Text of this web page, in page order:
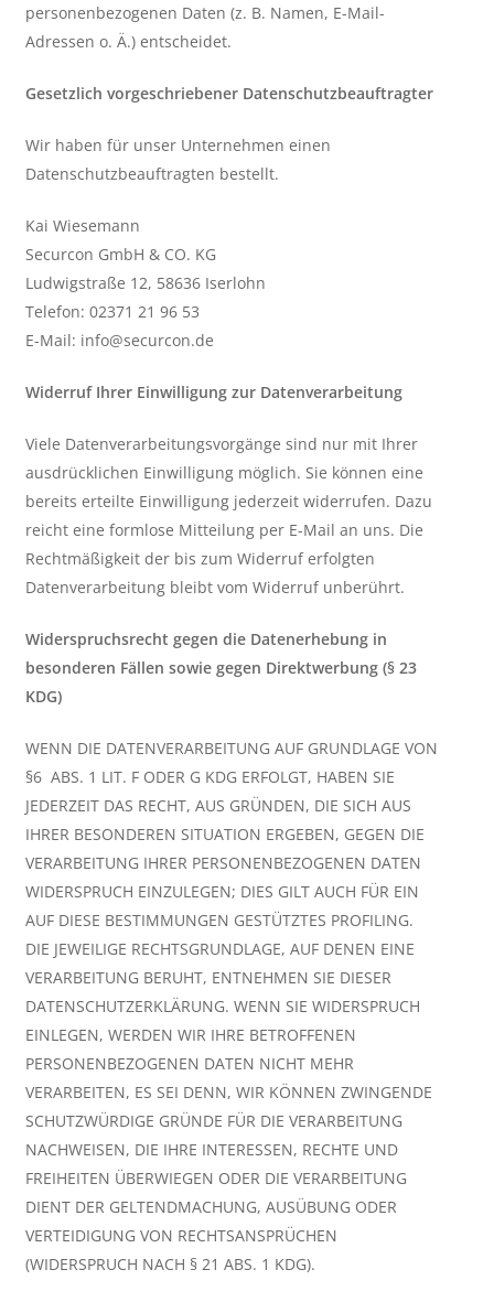
personenbezogenen Daten (z. B. Namen, E-Mail-
Adressen o. Ä.) entscheidet.
Gesetzlich vorgeschriebener Datenschutzbeauftragter
Wir haben für unser Unternehmen einen
Datenschutzbeauftragten bestellt.
Kai Wiesemann
Securcon GmbH & CO. KG
Ludwigstraße 12, 58636 Iserlohn
Telefon: 02371 21 96 53
E-Mail: info@securcon.de
Widerruf Ihrer Einwilligung zur Datenverarbeitung
Viele Datenverarbeitungsvorgänge sind nur mit Ihrer
ausdrücklichen Einwilligung möglich. Sie können eine
bereits erteilte Einwilligung jederzeit widerrufen. Dazu
reicht eine formlose Mitteilung per E-Mail an uns. Die
Rechtmäßigkeit der bis zum Widerruf erfolgten
Datenverarbeitung bleibt vom Widerruf unberührt.
Widerspruchsrecht gegen die Datenerhebung in
besonderen Fällen sowie gegen Direktwerbung (§ 23
KDG)
WENN DIE DATENVERARBEITUNG AUF GRUNDLAGE VON
§6 ABS. 1 LIT. F ODER G KDG ERFOLGT, HABEN SIE
JEDERZEIT DAS RECHT, AUS GRÜNDEN, DIE SICH AUS
IHRER BESONDEREN SITUATION ERGEBEN, GEGEN DIE
VERARBEITUNG IHRER PERSONENBEZOGENEN DATEN
WIDERSPRUCH EINZULEGEN; DIES GILT AUCH FÜR EIN
AUF DIESE BESTIMMUNGEN GESTÜTZTES PROFILING.
DIE JEWEILIGE RECHTSGRUNDLAGE, AUF DENEN EINE
VERARBEITUNG BERUHT, ENTNEHMEN SIE DIESER
DATENSCHUTZERKLÄRUNG. WENN SIE WIDERSPRUCH
EINLEGEN, WERDEN WIR IHRE BETROFFENEN
PERSONENBEZOGENEN DATEN NICHT MEHR
VERARBEITEN, ES SEI DENN, WIR KÖNNEN ZWINGENDE
SCHUTZWÜRDIGE GRÜNDE FÜR DIE VERARBEITUNG
NACHWEISEN, DIE IHRE INTERESSEN, RECHTE UND
FREIHEITEN ÜBERWIEGEN ODER DIE VERARBEITUNG
DIENT DER GELTENDMACHUNG, AUSÜBUNG ODER
VERTEIDIGUNG VON RECHTSANSPRÜCHEN
(WIDERSPRUCH NACH § 21 ABS. 1 KDG).